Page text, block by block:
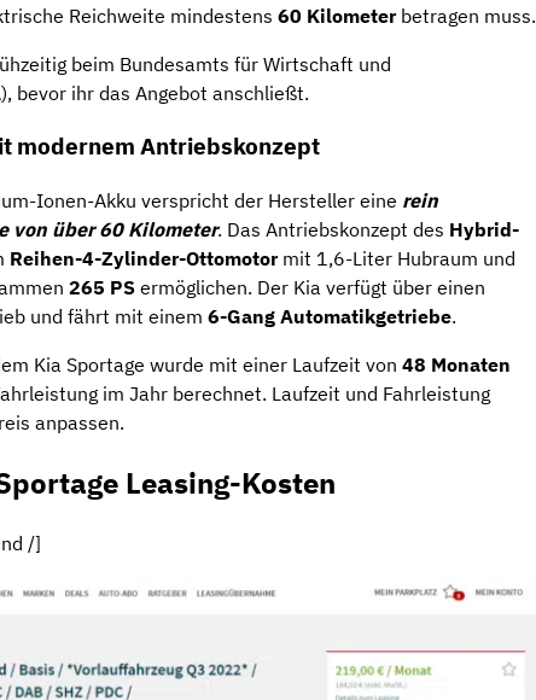
Reichweite mindestens 60 Kilometerbetragen muss.
beim Bundesamts für Wirtschaft und
bevor ihr das Angebot anschließt.
modernem Antriebskonzept
Ionen-Akku verspricht der Hersteller eine rein
von über 60 Kilometer. Das Antriebskonzept des Hybrid-
Reihen-4-Zylinder-Ottomotormit 1,6-Liter Hubraum und
265 PS ermöglichen. Der Kia verfügt über einen
und fährt mit einem 6-Gang Automatikgetriebe.
Kia Sportage wurde mit einer Laufzeit von 48 Monaten
im Jahr berechnet. Laufzeit und Fahrleistung
anpassen.
Leasing-Kosten
/]